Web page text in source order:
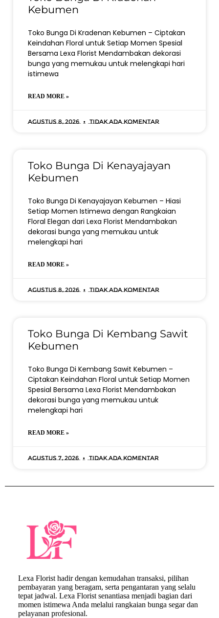
Kebumen
Toko Bunga Di Kradenan Kebumen – Ciptakan
Keindahan Floral untuk Setiap Momen Spesial
Bersama Lexa Florist Mendambakan dekorasi
bunga yang memukau untuk melengkapi hari
istimewa
READ MORE »
Agustus 8, 2026 Tidak ada komentar
Toko Bunga Di Kenayajayan
Kebumen
Toko Bunga Di Kenayajayan Kebumen – Hiasi
Setiap Momen Istimewa dengan Rangkaian
Floral Elegan dari Lexa Florist Mendambakan
dekorasi bunga yang memukau untuk
melengkapi hari
READ MORE »
Agustus 8, 2026 Tidak ada komentar
Toko Bunga Di Kembang Sawit
Kebumen
Toko Bunga Di Kembang Sawit Kebumen –
Ciptakan Keindahan Floral untuk Setiap Momen
Spesial Bersama Lexa Florist Mendambakan
dekorasi bunga yang memukau untuk
melengkapi hari
READ MORE »
Agustus 7, 2026 Tidak ada komentar
Lexa Florist hadir dengan kemudahan transaksi, pilihan
pembayaran yang beragam, serta pengantaran yang selalu
tepat jadwal. Lexa Florist senantiasa menjadi bagian dari
momen istimewa Anda melalui rangkaian bunga segar dan
pelayanan profesional.